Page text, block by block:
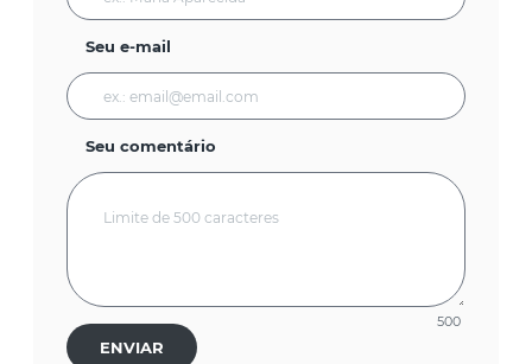
Seu e-mail
Seu comentário
500
ENVIAR